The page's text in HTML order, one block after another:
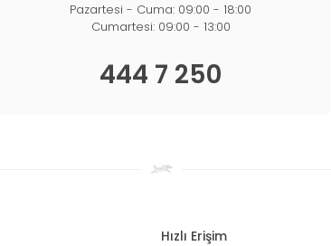
Pazartesi - Cuma: 09:00 - 18:00
Cumartesi: 09:00 - 13:00
444 7 250
Hızlı Erişim